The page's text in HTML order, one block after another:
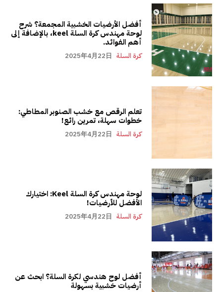
أفضل الأرضيات الخشبية المجمعة؟ شرح
لوحة مهندس كرة السلة keel، بالإضافة إلى
أهم الفوائد.
كرة السلة 2025年4月22日
تعلم الرقص مع خشب الصنوبر المطاطي:
خطوات سهلة، تمرين رائع!
كرة السلة 2025年4月22日
لوحة مهندس كرة السلة Keel: اختيارك
الأفضل للأرضيات!
كرة السلة 2025年4月22日
أفضل لوح هندسي لكرة السلة؟ ابحث عن
أرضيات خشبية بسهولة